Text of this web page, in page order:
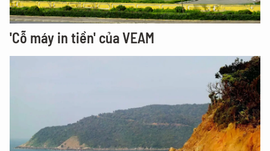
'Cỗ máy in tiền' của VEAM